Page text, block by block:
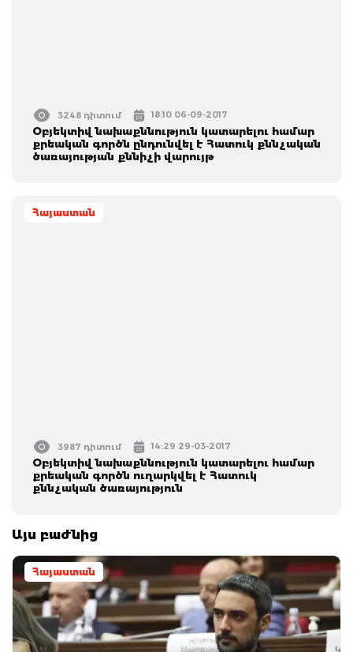
3248 դիտում 18:10 06-09-2017
Օբյեկտիվ նախաքննություն կատարելու համար
քրեական գործն ընդունվել է Հատուկ քննչական
ծառայության քննիչի վարույթ
Հայաստան
3987 դիտում 14:29 29-03-2017
Օբյեկտիվ նախաքննություն կատարելու համար
քրեական գործն ուղարկվել է Հատուկ
քննչական ծառայություն
Այս բաժնից
Հայաստան